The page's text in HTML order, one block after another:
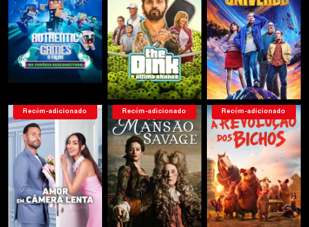
Recém-adicionado Recém-adicionado Recém-adicionado